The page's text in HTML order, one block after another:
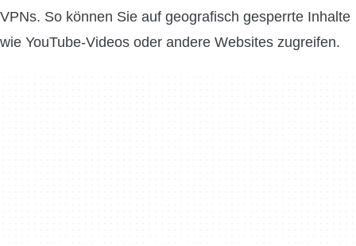
VPNs. So können Sie auf geografisch gesperrte Inhalte
wie YouTube-Videos oder andere Websites zugreifen.